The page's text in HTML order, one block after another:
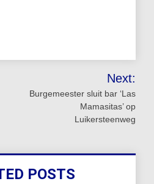
Next:
Burgemeester sluit bar ‘Las
Mamasitas’ op
Luikersteenweg
POSTS